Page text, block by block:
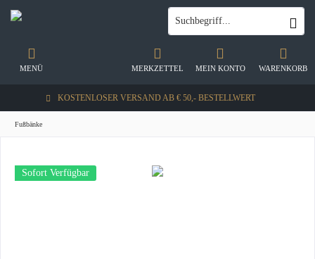
KOSTENLOSER VERSAND AB € 50,- BESTELLWERT
WARENKORB
MERKZETTEL MEIN KONTO
MENÜ
Fußbänke
Sofort Verfügbar